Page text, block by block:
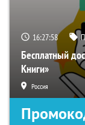
16:27:57
Бесплатный
Книги»
Россия